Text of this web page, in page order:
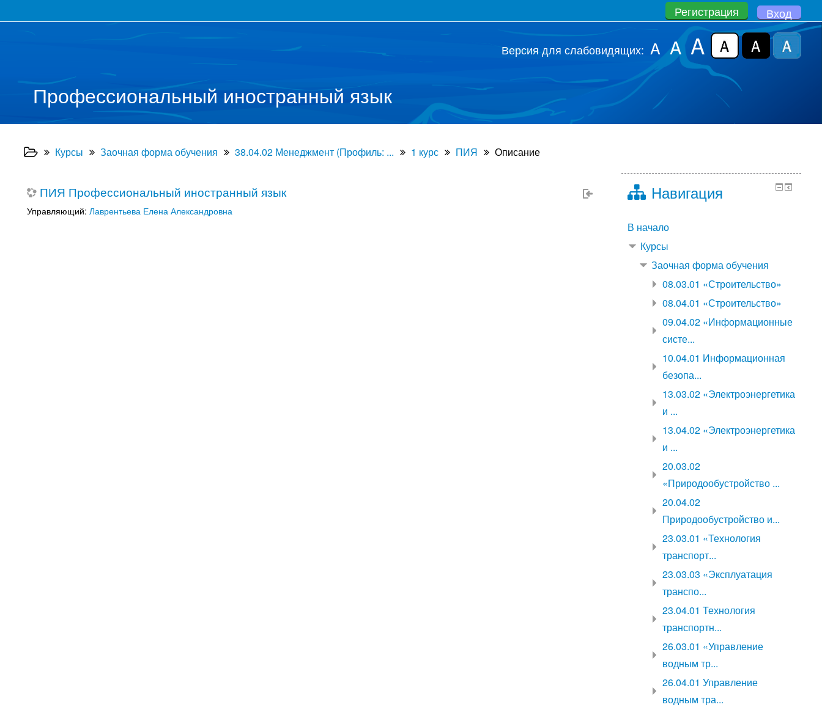
Регистрация Вход
Версия для слабовидящих: A A A
Профессиональный иностранный язык
Курсы Заочная форма обучения 38.04.02 Менеджмент (Профиль: ... 1 курс ПИЯ Описание
ПИЯ Профессиональный иностранный язык
Управляющий: Лаврентьева Елена Александровна
Навигация
В начало
Курсы
Заочная форма обучения
08.03.01 «Строительство»
08.04.01 «Строительство»
09.04.02 «Информационные
систе...
10.04.01 Информационная
безопа...
13.03.02 «Электроэнергетика
и ...
13.04.02 «Электроэнергетика
и ...
20.03.02
«Природообустройство ...
20.04.02
Природообустройство и...
23.03.01 «Технология
транспорт...
23.03.03 «Эксплуатация
транспо...
23.04.01 Технология
транспортн...
26.03.01 «Управление
водным тр...
26.04.01 Управление
водным тра...